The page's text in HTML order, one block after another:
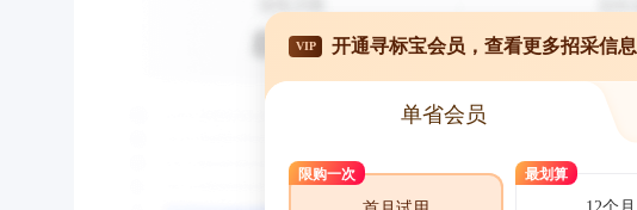
VIP 开通寻标宝会员，查看更多招采信息
单省会员
限购一次 最划算